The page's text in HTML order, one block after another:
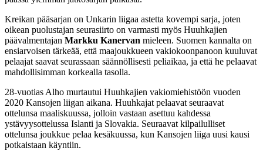
Kreikan pääsarjan on Unkarin liigaa astetta kovempi sarja, joten
oikean puolustajan seurasiirto on varmasti myös Huuhkajien
päävalmentajan Markku Kanervan mieleen. Suomen kannalta on
ensiarvoisen tärkeää, että maajoukkueen vakiokoonpanoon kuuluvat
pelaajat saavat seurassaan säännöllisesti peliaikaa, ja että he pelaavat
mahdollisimman korkealla tasolla.
28-vuotias Alho murtautui Huuhkajien vakiomiehistöön vuoden
2020 Kansojen liigan aikana. Huuhkajat pelaavat seuraavat
ottelunsa maaliskuussa, jolloin vastaan asettuu kahdessa
ystävyysottelussa Islanti ja Slovakia. Seuraavat kilpailulliset
ottelunsa joukkue pelaa kesäkuussa, kun Kansojen liiga uusi kausi
potkaistaan käyntiin.